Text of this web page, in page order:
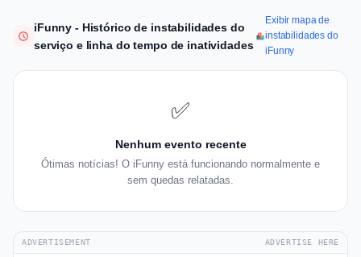
iFunny - Histórico de instabilidades do
serviço e linha do tempo de inatividades
Exibir mapa de
instabilidades do
iFunny
✅
Nenhum evento recente
Ótimas notícias! O iFunny está funcionando normalmente e
sem quedas relatadas.
ADVERTISEMENT ADVERTISE HERE